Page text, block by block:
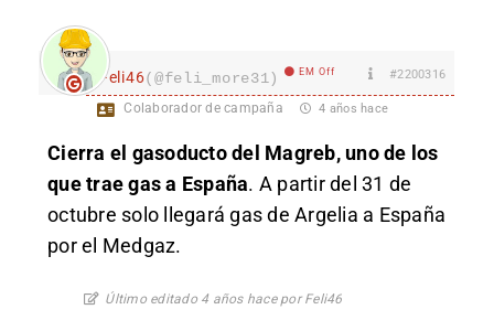
Feli46(@feli_more31) EM Off #2200316
Colaborador de campaña 4 años hace
Cierra el gasoducto del Magreb, uno de los
que trae gas a España. A partir del 31 de
octubre solo llegará gas de Argelia a España
por el Medgaz.
Último editado 4 años hace por Feli46